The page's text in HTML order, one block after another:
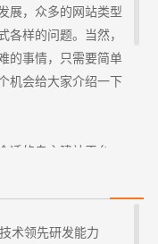
展，众多的网站类型
各样的问题。当然，
的事情，只需要简单
机会给大家介绍一下
的自主建站平台。
少的问题。不同的建
步骤进行，就能够在
术领先研发能力
3万-5万 5万-8万